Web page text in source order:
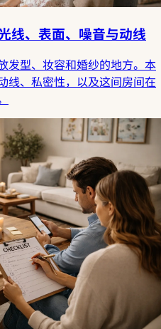
线、表面、噪音与动线
发型、妆容和婚纱的地方。本
线、私密性，以及这间房间在